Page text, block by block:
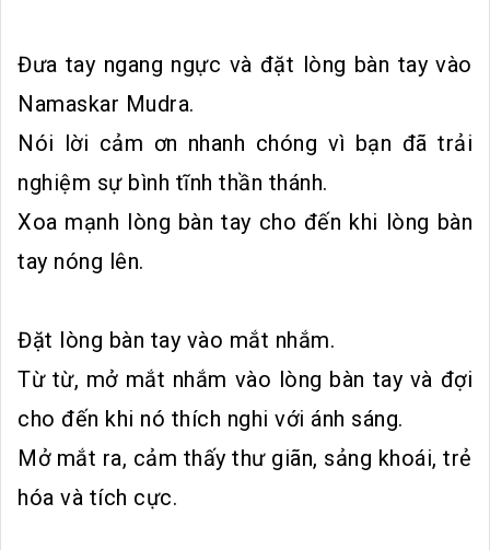
Đưa tay ngang ngực và đặt lòng bàn tay vào
Namaskar Mudra.
Nói lời cảm ơn nhanh chóng vì bạn đã trải
nghiệm sự bình tĩnh thần thánh.
Xoa mạnh lòng bàn tay cho đến khi lòng bàn
tay nóng lên.
Đặt lòng bàn tay vào mắt nhắm.
Từ từ, mở mắt nhắm vào lòng bàn tay và đợi
cho đến khi nó thích nghi với ánh sáng.
Mở mắt ra, cảm thấy thư giãn, sảng khoái, trẻ
hóa và tích cực.